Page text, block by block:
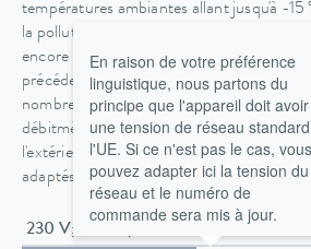
températures ambiantes allant jusqu'à -15
la pollution sonore. LAUDA a été en
encore plus l'encombrement par rapport
précédents. Grace à l’interface Ethernet
nombreuses options tels des pompes à
débitmètres ou la protection IP 54 pour
l'extérieur , les refroidisseurs à circulation
adaptés à toutes les exigences spécifiques
230 V; 50 Hz , Câble secteur sans
En raison de votre préférence
linguistique, nous partons du
principe que l'appareil doit avoir
une tension de réseau
l'UE. Si ce n'est pas le cas, vous
pouvez adapter ici la tension du
réseau et le numéro de
commande sera mis à jour.